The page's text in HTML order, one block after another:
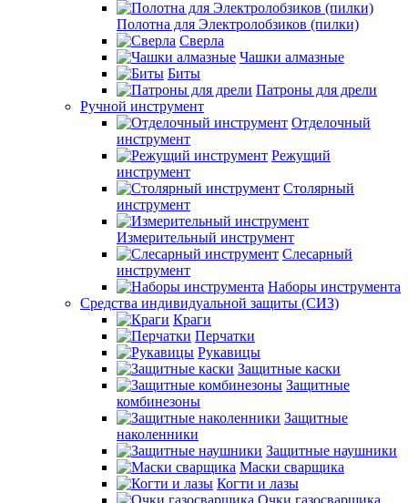
Полотна для Электролобзиков (пилки)
Сверла
Чашки алмазные
Биты
Патроны для дрели
Ручной инструмент
Отделочный
инструмент
Режущий
инструмент
Столярный
инструмент
Измерительный инструмент
Слесарный
инструмент
Наборы инструмента
Средства индивидуальной защиты (СИЗ)
Краги
Перчатки
Рукавицы
Защитные каски
Защитные
комбинезоны
Защитные
наколенники
Защитные наушники
Маски сварщика
Когти и лазы
Очки газосварщика